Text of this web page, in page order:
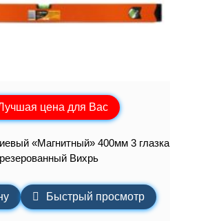
цена для Вас
«Магнитный» 400мм 3 глазка
Вихрь
Быстрый просмотр